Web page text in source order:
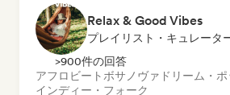
Relax & Good Vibes
プレイリスト・キュレータ
>900件の回答
アフロビート ボサノヴァ ドリーム・
インディー・フォーク